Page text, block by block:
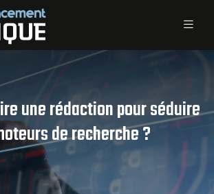
une rédaction pour séduire
de recherche ?